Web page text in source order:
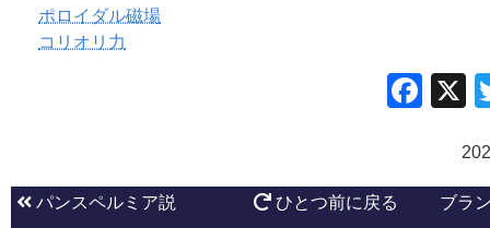
ポロイダル磁場
コリオリ力
パンスペルミア説 ひとつ前に戻る ブラ